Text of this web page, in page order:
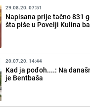
29.08.20. 07:51
Napisana prije tačno 831
šta piše u Povelji Kulina
20.07.20. 14:44
Kad ja pođoh....: Na
je Bentbaša